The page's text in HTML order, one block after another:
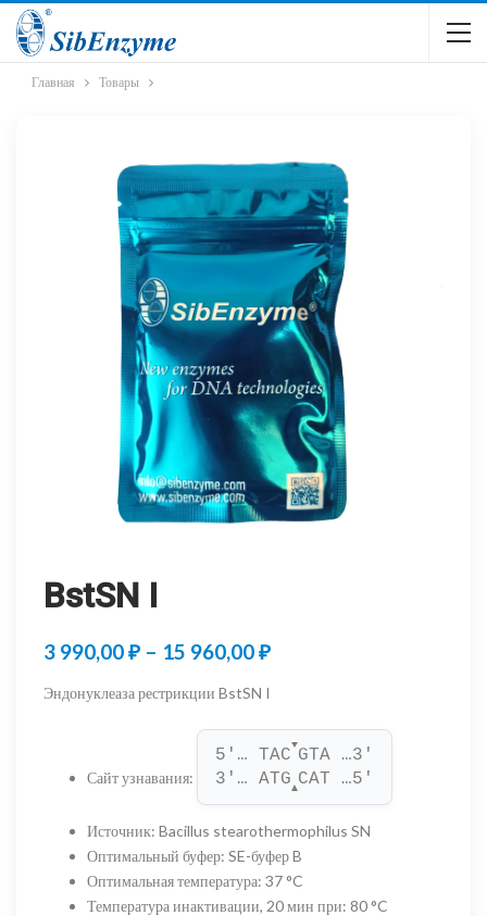
Главная Товары
BstSN I
3 990,00₽ – 15 960,00₽Диапазон
990,00 ₽
–
15
960,00 ₽
Эндонуклеаза рестрикции BstSN I
Сайт узнавания:
5'… TAC
▼
GTA …3'
3'… ATG▲CAT …5'
Источник: Bacillus stearothermophilus SN
Оптимальный буфер: SE-буфер B
Оптимальная температура: 37 °C
Температура инактивации, 20 мин при: 80 °C